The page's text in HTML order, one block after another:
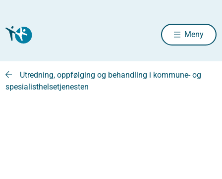
Meny
Utredning, oppfølging og behandling i kommune- og
spesialisthelsetjenesten